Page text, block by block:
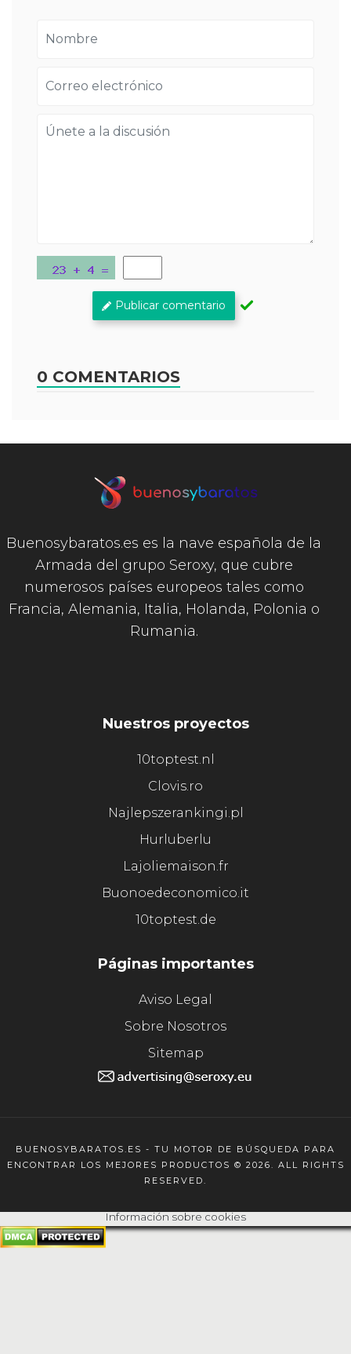
Publicar comentario
0 COMENTARIOS
Buenosybaratos.es es la nave española de la
Armada del grupo Seroxy, que cubre
numerosos países europeos tales como
Francia, Alemania, Italia, Holanda, Polonia o
Rumania.
Nuestros proyectos
10toptest.nl
Clovis.ro
Najlepszerankingi.pl
Hurluberlu
Lajoliemaison.fr
Buonoedeconomico.it
10toptest.de
Páginas importantes
Aviso Legal
Sobre Nosotros
Sitemap
BUENOSYBARATOS.ES - TU MOTOR DE BÚSQUEDA PARA
ENCONTRAR LOS MEJORES PRODUCTOS © 2026. ALL RIGHTS
RESERVED.
Información sobre cookies